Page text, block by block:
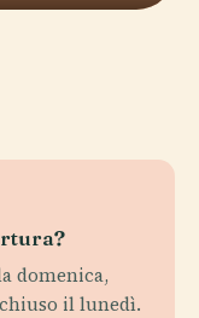
domenica,
chiuso il lunedì.